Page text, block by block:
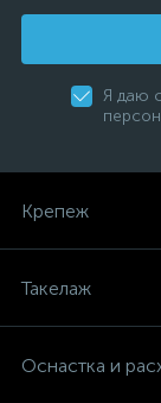
Я даю
Крепеж
Такелаж
Оснастка и